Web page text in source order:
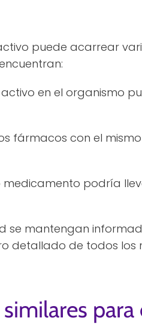
puede acarrear
en el organismo
fármacos con el
medicamento podría
se mantengan
detallado de todos los
para